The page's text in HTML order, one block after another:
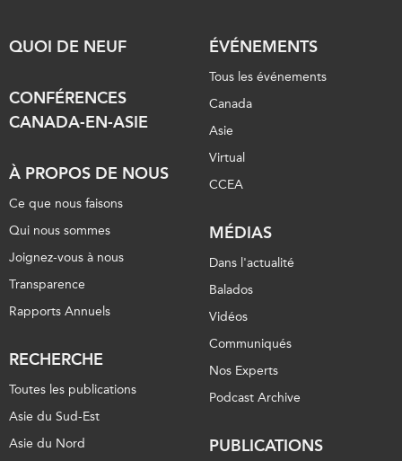
i-LEAD
RÉSEAUX
CanWIN
recherche
ABLAC
ABAC
APEC
PECC
CSCAP
des entreprises
Asie
CPTPP Portal
QUOI DE NEUF
CONFÉRENCES
CANADA-EN-ASIE
À PROPOS DE NOUS
Ce que nous faisons
Qui nous sommes
Joignez-vous à nous
Transparence
Rapports Annuels
RECHERCHE
Toutes les publications
Asie du Sud-Est
Asie du Nord
ÉVÉNEMENTS
Tous les événements
Canada
Asie
Virtual
CCEA
MÉDIAS
Dans l'actualité
Balados
Vidéos
Communiqués
Nos Experts
Podcast Archive
PUBLICATIONS